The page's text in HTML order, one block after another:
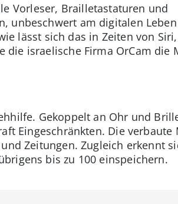
Vorleser, Brailletastaturen und
unbeschwert am digitalen Leben
lässt sich das in Zeiten von
die israelische Firma OrCam die
Gekoppelt an Ohr und
Eingeschränkten. Die verbaute
Zeitungen. Zugleich erkennt
bis zu 100 einspeichern.